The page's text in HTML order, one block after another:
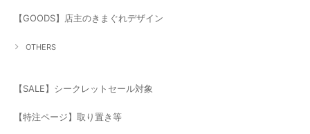
【GOODS】店主のきまぐれデザイン
OTHERS
【SALE】シークレットセール対象
【特注ページ】取り置き等